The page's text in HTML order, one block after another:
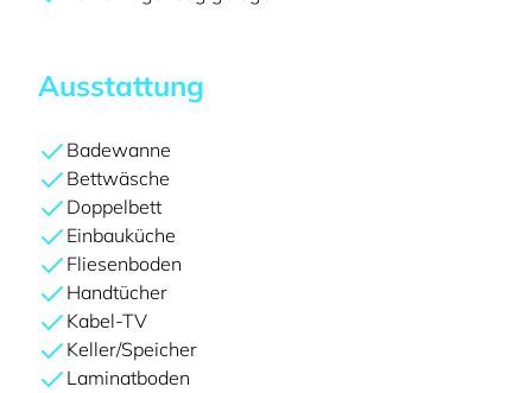
Ausstattung
Badewanne
Bettwäsche
Doppelbett
Einbauküche
Fliesenboden
Handtücher
Kabel-TV
Keller/Speicher
Laminatboden